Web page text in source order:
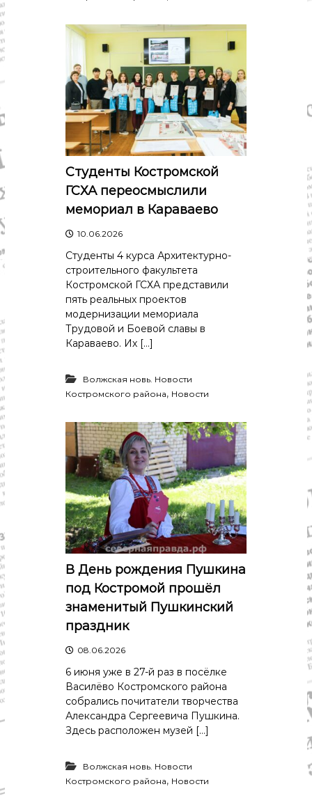
Студенты Костромской
ГСХА переосмыслили
мемориал в Караваево
10.06.2026
Студенты 4 курса Архитектурно-
строительного факультета
Костромской ГСХА представили
пять реальных проектов
модернизации мемориала
Трудовой и Боевой славы в
Караваево. Их […]
Волжская новь. Новости
Костромского района, Новости
В День рождения Пушкина
под Костромой прошёл
знаменитый Пушкинский
праздник
08.06.2026
6 июня уже в 27-й раз в посёлке
Василёво Костромского района
собрались почитатели творчества
Александра Сергеевича Пушкина.
Здесь расположен музей […]
Волжская новь. Новости
Костромского района, Новости